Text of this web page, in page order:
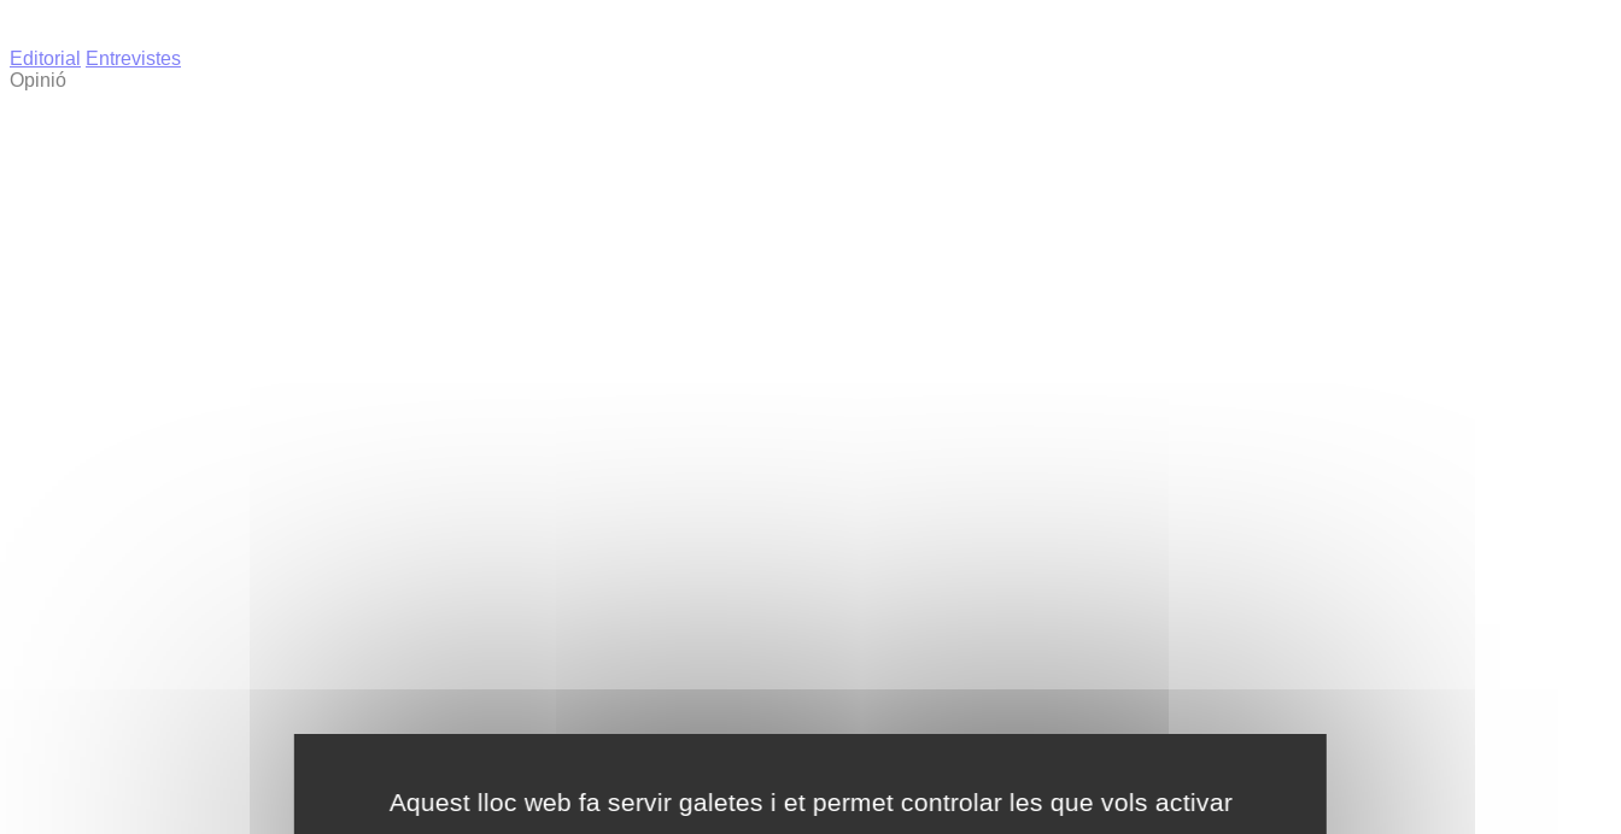
Aquest lloc web fa servir galetes i et permet controlar les que vols activar
Editorial
Entrevistes
Opinió